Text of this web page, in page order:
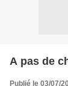
A pas de
Publié le 03/07/